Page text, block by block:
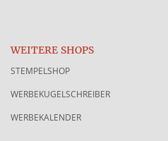
WEITERE SHOPS
STEMPELSHOP
WERBEKUGELSCHREIBER
WERBEKALENDER